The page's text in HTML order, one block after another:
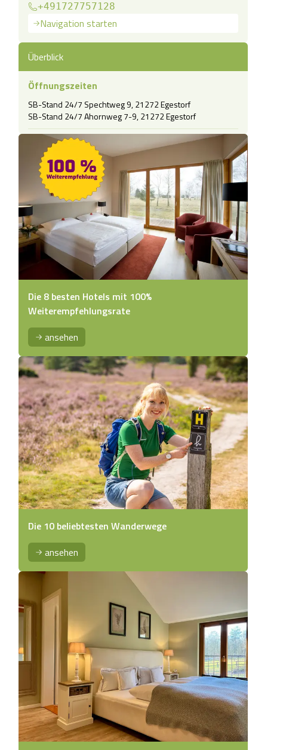
+491727757128
Navigation starten
Überblick
Öffnungszeiten
SB-Stand 24/7 Spechtweg 9, 21272 Egestorf
SB-Stand 24/7 Ahornweg 7-9, 21272 Egestorf
Die 8 besten Hotels mit 100%
Weiterempfehlungsrate
ansehen
Die 10 beliebtesten Wanderwege
ansehen